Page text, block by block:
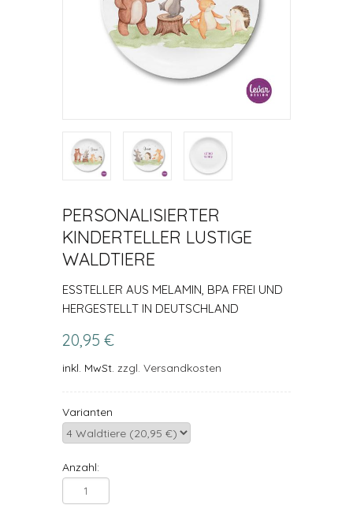
PERSONALISIERTER
KINDERTELLER LUSTIGE
WALDTIERE
ESSTELLER AUS MELAMIN, BPA FREI UND H
ERGESTELLT IN DEUTSCHLAND
20,95 €
inkl. MwSt. zzgl. Versandkosten
Varianten
Anzahl: